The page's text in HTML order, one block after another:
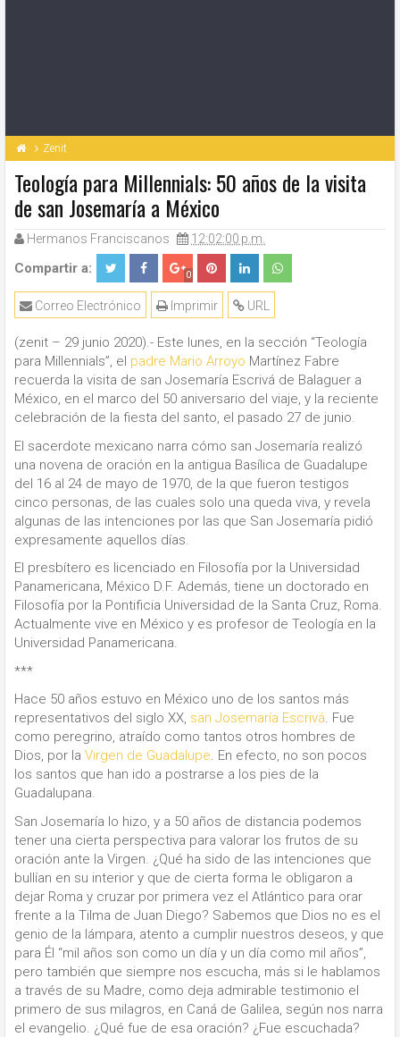
Zenit
Teología para Millennials: 50 años de la visita
de san Josemaría a México
Hermanos Franciscanos 12:02:00 p.m.
Compartir a: 0
URL
Imprimir
Correo Electrónico
(zenit – 29 junio 2020).- Este lunes, en la sección “Teología
para Millennials”, el padre Mario Arroyo Martínez Fabre
recuerda la visita de san Josemaría Escrivá de Balaguer a
México, en el marco del 50 aniversario del viaje, y la reciente
celebración de la fiesta del santo, el pasado 27 de junio.
El sacerdote mexicano narra cómo san Josemaría realizó
una novena de oración en la antigua Basílica de Guadalupe
del 16 al 24 de mayo de 1970, de la que fueron testigos
cinco personas, de las cuales solo una queda viva, y revela
algunas de las intenciones por las que San Josemaría pidió
expresamente aquellos días.
El presbítero es licenciado en Filosofía por la Universidad
Panamericana, México D.F. Además, tiene un doctorado en
Filosofía por la Pontificia Universidad de la Santa Cruz, Roma.
Actualmente vive en México y es profesor de Teología en la
Universidad Panamericana.
***
Hace 50 años estuvo en México uno de los santos más
representativos del siglo XX, san Josemaría Escrivá. Fue
como peregrino, atraído como tantos otros hombres de
Dios, por la Virgen de Guadalupe. En efecto, no son pocos
los santos que han ido a postrarse a los pies de la
Guadalupana.
San Josemaría lo hizo, y a 50 años de distancia podemos
tener una cierta perspectiva para valorar los frutos de su
oración ante la Virgen. ¿Qué ha sido de las intenciones que
bullían en su interior y que de cierta forma le obligaron a
dejar Roma y cruzar por primera vez el Atlántico para orar
frente a la Tilma de Juan Diego? Sabemos que Dios no es el
genio de la lámpara, atento a cumplir nuestros deseos, y que
para Él “mil años son como un día y un día como mil años”,
pero también que siempre nos escucha, más si le hablamos
a través de su Madre, como deja admirable testimonio el
primero de sus milagros, en Caná de Galilea, según nos narra
el evangelio. ¿Qué fue de esa oración? ¿Fue escuchada?